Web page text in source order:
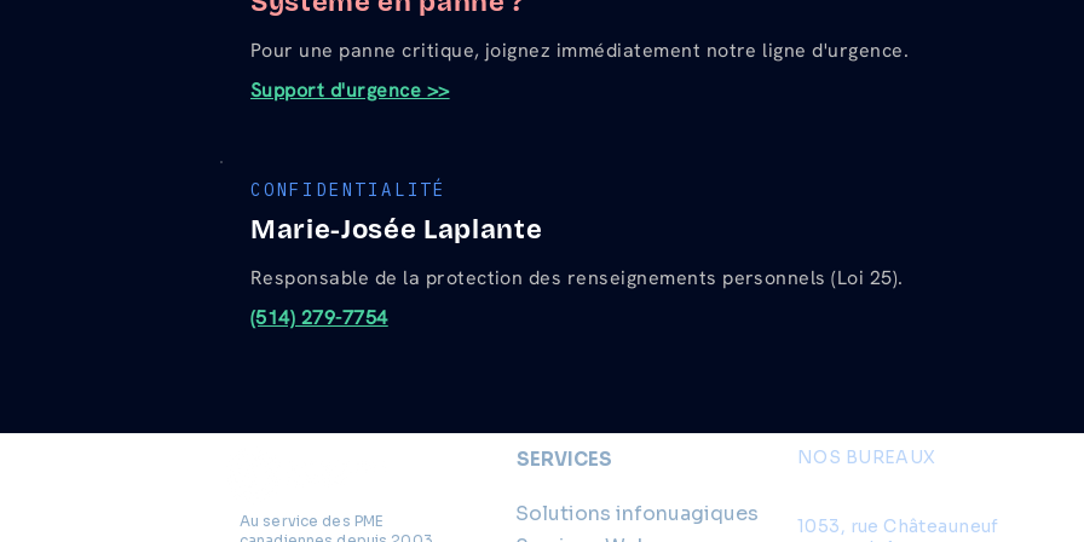
Pour une panne critique, joignez immédiatement notre ligne d'urgence.
Support d'urgence >>
CONFIDENTIALITÉ
Marie-Josée Laplante
Responsable de la protection des renseignements personnels (Loi 25).
(514) 279-7754
Au service des PME
SERVICES
Solutions infonuagiques
NOS BUREAUX
1053, rue Châteauneuf